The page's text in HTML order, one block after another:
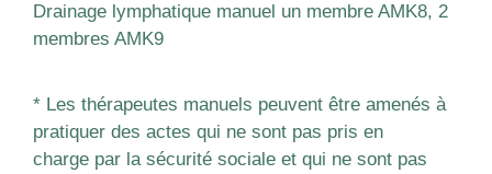
Drainage lymphatique manuel un membre AMK8, 2
membres AMK9
* Les thérapeutes manuels peuvent être amenés à
pratiquer des actes qui ne sont pas pris en
charge par la sécurité sociale et qui ne sont pas